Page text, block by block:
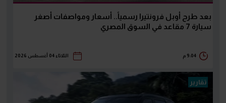
بعد طرح أوبل فرونتيرا رسمياً.. أسعار ومواصفات أصغر
سيارة 7 مقاعد في السوق المصري
9:04 م الثلاثاء 04 أغسطس 2026
تقارير